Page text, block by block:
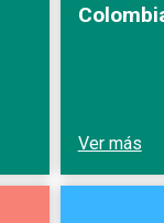
Ver más